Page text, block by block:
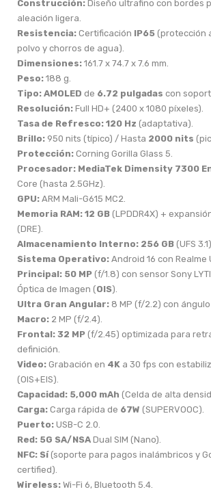
Construcción: Diseño ultrafino con bordes
aleación ligera.
Resistencia: Certificación IP65 (protección
polvo y chorros de agua).
Dimensiones: 161.7 x 74.7 x 7.6 mm.
Peso: 188 g.
Tipo: AMOLED de 6.72 pulgadas con
Resolución: Full HD+ (2400 x 1080 píxeles).
Tasa de Refresco: 120 Hz (adaptativa).
Brillo: 950 nits (típico) / Hasta 2000 nits
Protección: Corning Gorilla Glass 5.
Procesador: MediaTek Dimensity 7300
Core (hasta 2.5GHz).
GPU: ARM Mali-G615 MC2.
Memoria RAM: 12 GB (LPDDR4X) +
(DRE).
Almacenamiento Interno: 256 GB (UFS 3.1).
Sistema Operativo: Android 16 con Realme
Principal: 50 MP (f/1.8) con sensor Sony
Óptica de Imagen (OIS).
Ultra Gran Angular: 8 MP (f/2.2) con ángulo
Macro: 2 MP (f/2.4).
Frontal: 32 MP (f/2.45) optimizada para
definición.
Video: Grabación en 4K a 30 fps con
(OIS+EIS).
Capacidad: 5,000 mAh (Celda de alta
Carga: Carga rápida de 67W (SUPERVOOC).
Puerto: USB-C 2.0.
Red: 5G SA/NSA Dual SIM (Nano).
NFC: Sí(soporte para pagos inalámbricos y
certified).
Wireless: Wi-Fi 6, Bluetooth 5.4.